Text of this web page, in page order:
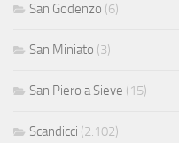
San Godenzo (6)
San Miniato (3)
San Piero a Sieve (15)
Scandicci (2.102)